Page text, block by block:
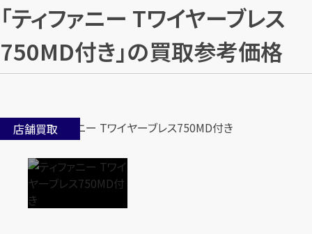
「ティファニー Tワイヤーブレス
750MD付き」の買取参考価格
店舗買取